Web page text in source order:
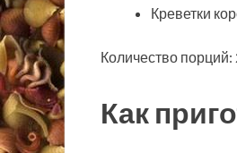
Креветки
Количество порций:
Как